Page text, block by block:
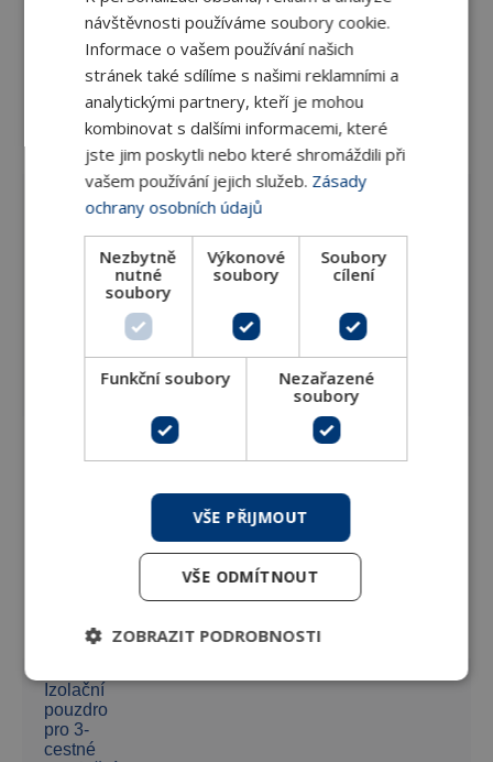
pro 3-
cestné
ventily
ESBE
VLG 132
1/2"
Izolační
regulační
DN 20
Kvs 2,5
pouzdro
Kvs 4
54304-09
Izolační
pouzdro
pro 3-
cestné
návštěvnosti používáme soubory cookie.
Informace o vašem používání našich
stránek také sdílíme s našimi reklamními a
analytickými partnery, kteří je mohou
kombinovat s dalšími informacemi, které
jste jim poskytli nebo které shromáždili při
vašem používání jejich služeb. Zásady
ochrany osobních údajů
Nezbytně
nutné
soubory
Výkonové
soubory
Soubory
cílení
Funkční soubory
Nezařazené
soubory
VŠE PŘIJMOUT
VŠE ODMÍTNOUT
ZOBRAZIT PODROBNOSTI